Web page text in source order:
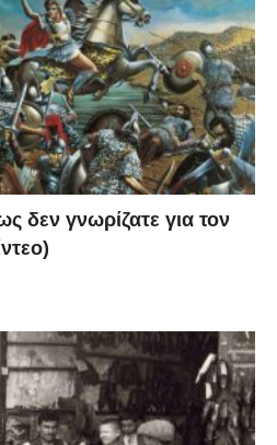
δεν γνωρίζατε για τον